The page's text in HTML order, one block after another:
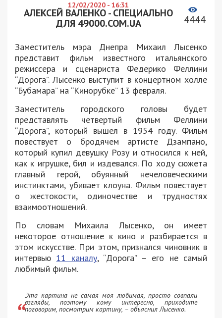
12/02/2020 - 16:31
АЛЕКСЕЙ ВАЛЕНКО - СПЕЦИАЛЬНО
ДЛЯ 49000.COM.UA
4444
Заместитель мэра Днепра Михаил Лысенко
представит фильм известного итальянского
режиссера и сценариста Федерико Феллини
“Дорога”. Лысенко выступит в концертном холле
“Бубамара” на “Кинорубке” 13 февраля.
Заместитель городского головы будет
представлять четвертый фильм Феллини
“Дорога”, который вышел в 1954 году. Фильм
повествует о бродячем артисте Дзампано,
который купил девушку Розу и относился к ней,
как к игрушке, бил и издевался. По ходу сюжета
главный герой, обуянный нечеловеческими
инстинктами, убивает клоуна. Фильм повествует
о жестокости, одиночестве и трудностях
взаимоотношений.
По словам Михаила Лысенко, он имеет
некоторое отношение к кино и разбирается в
этом искусстве. При этом, признался чиновник в
интервью 11 каналу, “Дорога” – его не самый
любимый фильм.
Эта картина не самая моя любимая, просто совпали
взгляды, поэтому кому интересно, приходите
поговорим, посмотрим картину, – объяснил Лысенко.